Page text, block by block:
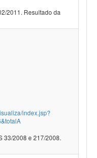
2011. Resultado da
index.jsp?
33/2008 e 217/2008.